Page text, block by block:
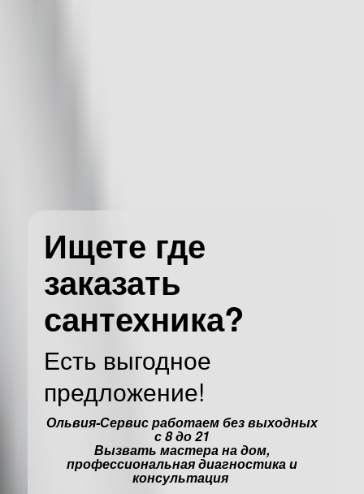
Ищете где
заказать
сантехника?
Есть выгодное
предложение!
Ольвия-Сервис работаем без выходных
с 8 до 21
Вызвать мастера на дом,
профессиональная диагностика и
консультация